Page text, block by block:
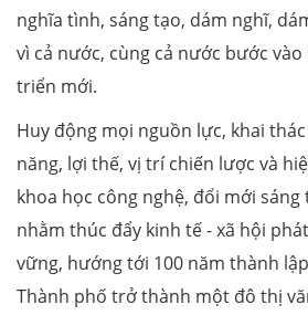
nghĩa tình, sáng tạo, dám nghĩ,
vì cả nước, cùng cả nước bước
triển mới.
Huy động mọi nguồn lực, khai
năng, lợi thế, vị trí chiến lược và
khoa học công nghệ, đổi mới sáng
nhằm thúc đẩy kinh tế - xã hội
vững, hướng tới 100 năm thành
Thành phố trở thành một đô thị